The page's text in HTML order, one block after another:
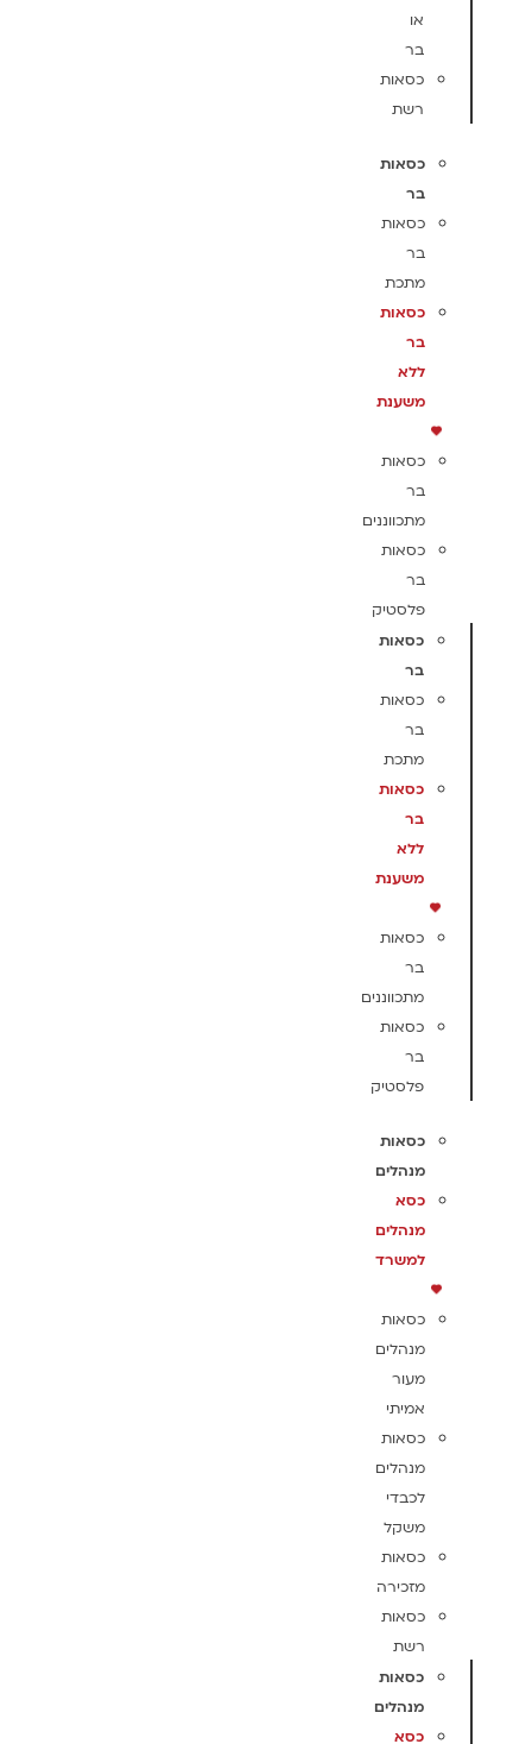
או
בר
כסאות
רשת
כסאות
בר
כסאות
בר
מתכת
כסאות
בר
ללא
משענת
כסאות
בר
מתכווננים
כסאות
בר
פלסטיק
כסאות
בר
כסאות
בר
מתכת
כסאות
בר
ללא
משענת
כסאות
בר
מתכווננים
כסאות
בר
פלסטיק
כסאות
מנהלים
כסא
מנהלים
למשרד
כסאות
מנהלים
מעור
אמיתי
כסאות
מנהלים
לכבדי
משקל
כסאות
מזכירה
כסאות
רשת
כסאות
מנהלים
כסא